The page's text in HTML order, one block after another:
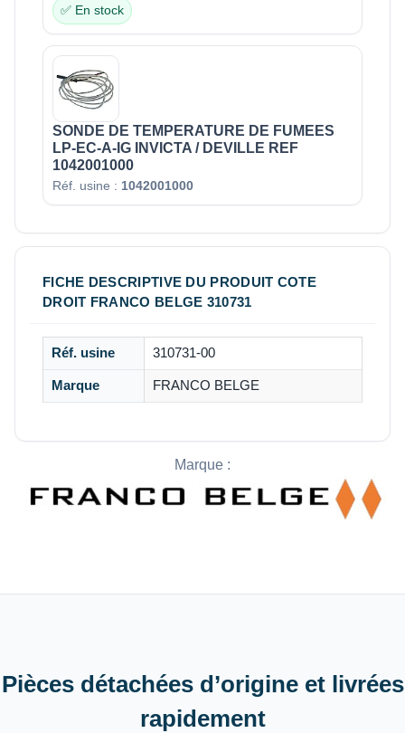
✅ En stock
SONDE DE TEMPERATURE DE FUMEES
LP-EC-A-IG INVICTA / DEVILLE REF
1042001000
Réf. usine : 1042001000
FICHE DESCRIPTIVE DU PRODUIT COTE
DROIT FRANCO BELGE 310731
Réf. usine 310731-00
Marque FRANCO BELGE
Marque :
Pièces détachées d’origine et livrées
rapidement